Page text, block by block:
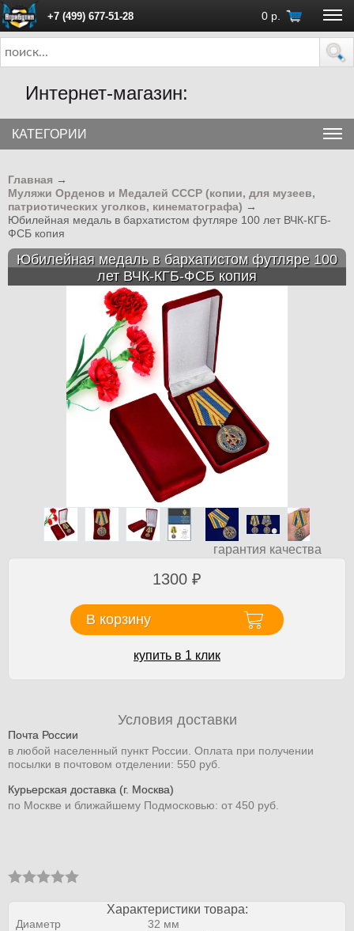
+7 (499) 677-51-28 0 р.
ПН - ПТ с 10:00 до 18:00 (Москва)
Интернет-магазин:
КАТЕГОРИИ
Главная →
Муляжи Орденов и Медалей СССР (копии, для музеев,
патриотических уголков, кинематографа) →
Юбилейная медаль в бархатистом футляре 100 лет ВЧК-КГБ-
ФСБ копия
Юбилейная медаль в бархатистом футляре 100
лет ВЧК-КГБ-ФСБ копия
гарантия качества
1300 ₽
В корзину
купить в 1 клик
Условия доставки
Почта России
в любой населенный пункт России. Оплата при получении
посылки в почтовом отделении: 550 руб.
Курьерская доставка (г. Москва)
по Москве и ближайшему Подмосковью: от 450 руб.
Характеристики товара:
Диаметр
32 мм